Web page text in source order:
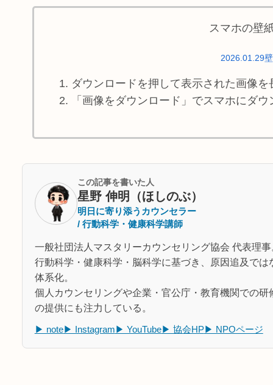
スマホの壁
2026.01.29
ダウンロードを押して表示された画像を
「画像をダウンロード」でスマホにダ
この記事を書いた人
星野 伸明（ほしのぶ）
明日に寄り添うカウンセラー
/ 行動科学・健康科学講師
一般社団法人マスタリーカウンセリング協会 代表理
行動科学・健康科学・脳科学に基づき、原因追及で
体系化。
個人カウンセリングや企業・官公庁・教育機関での
の提供にも注力している。
▶ note▶ Instagram▶ YouTube▶ 協会HP▶ NPOページ